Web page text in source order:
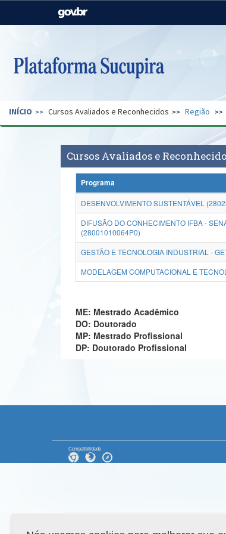
Casa Civil
Pecuária e Abastecimento
Secretaria de Governo Gabinete de
INÍCIO Cursos Avaliados e Reconhecidos Região
Cursos Avaliados e
Programa
DESENVOLVIMENTO SUSTENTÁVEL
DIFUSÃO DO CONHECIMENTO IFBA -
(28001010064P0)
GESTÃO E TECNOLOGIA INDUSTRIAL -
MODELAGEM COMPUTACIONAL E
ME: Mestrado Acadêmico
DO: Doutorado
MP: Mestrado Profissional
DP: Doutorado Profissional
Compatibilidade